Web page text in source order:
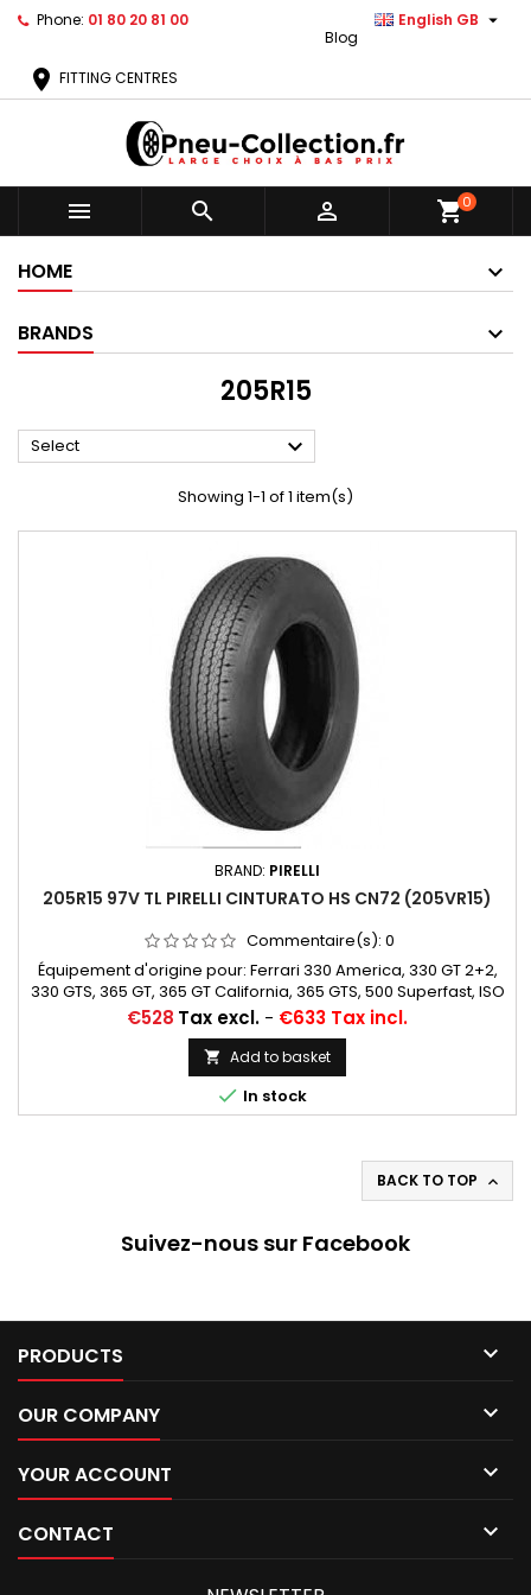
Phone: 01 80 20 81 00 English GB 
Blog
location_on FITTING CENTRES
   shopping_cart0
HOME
BRANDS
205R15
Select 
Showing 1-1 of 1 item(s)
BRAND: PIRELLI
205R15 97V TL PIRELLI CINTURATO HS CN72 (205VR15)
Commentaire(s): 0
Équipement d'origine pour: Ferrari 330 America, 330 GT 2+2,
330 GTS, 365 GT, 365 GT California, 365 GTS, 500 Superfast, ISO
Rivolta, Griffo, Fidia, Lamborghini 350GT, 400 GT, Islero, Espada,
Miura, Maserati 3500 GT, 4200 QuattroPorte, Mexico, Mistral,
Sebring Ghibli, 5000 GT Option radiale pour voitures: Aston
Martin DB6 série 2/DBS, AC 428 Frau, Bristol...
Price
€528 Tax excl. - €633 Tax incl.
 Add to basket
 In stock
BACK TO TOP 
Suivez-nous sur Facebook
PRODUCTS 
OUR COMPANY 
YOUR ACCOUNT 
CONTACT 